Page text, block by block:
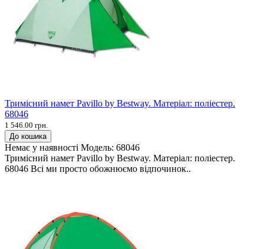
Тримісний намет Pavillo by Bestway. Матеріал: поліестер.
68046
1 546.00 грн.
До кошика
Немає у наявності Модель: 68046
Тримісний намет Pavillo by Bestway. Матеріал: поліестер.
68046 Всі ми просто обожнюємо відпочинок..